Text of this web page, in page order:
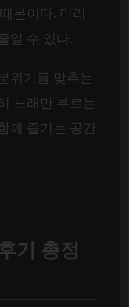
문이다. 미리
일 수 있다.
위기를 맞추는
노래만 부르는
께 즐기는 공간
기 총정